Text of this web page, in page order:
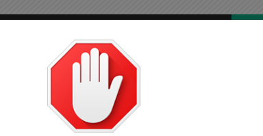
/ PUBLICIDADES LEGAIS